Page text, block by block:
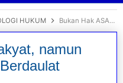
HUKUM Bukan Hak ASASI Rakyat, namun Hak RESIDU Warga Berdaulat
namun